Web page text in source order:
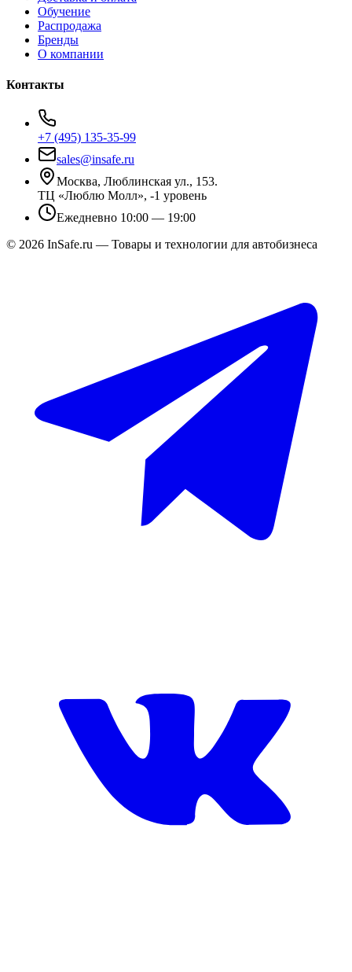
Обучение
Распродажа
Бренды
О компании
Контакты
+7 (495) 135-35-99
sales@insafe.ru
Москва, Люблинская ул., 153.
ТЦ «Люблю Молл», -1 уровень
Ежедневно 10:00 — 19:00
© 2026 InSafe.ru — Товары и технологии для автобизнеса